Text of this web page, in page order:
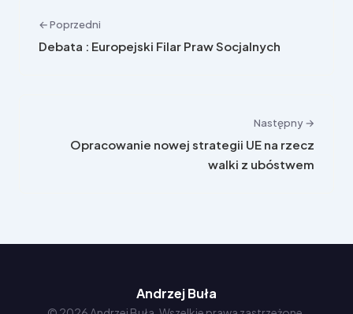
← Poprzedni
Debata : Europejski Filar Praw Socjalnych
Następny →
Opracowanie nowej strategii UE na rzecz
walki z ubóstwem
Andrzej Buła